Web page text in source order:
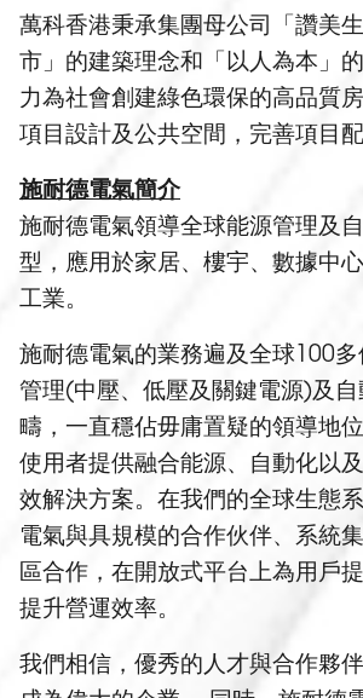
萬科香港秉承集團母公司「讚美
市」的建築理念和「以人為本」
力為社會創建綠色環保的高品質
項目設計及公共空間，完善項目配
施耐德電氣簡介
施耐德電氣領導全球能源管理及
型，應用於家居、樓宇、數據中
工業。
施耐德電氣的業務遍及全球100
管理(中壓、低壓及關鍵電源)及
疇，一直穩佔毋庸置疑的領導地
使用者提供融合能源、自動化以
效解決方案。在我們的全球生態
電氣與具規模的合作伙伴、系統
區合作，在開放式平台上為用戶
提升營運效率。
我們相信，優秀的人才與合作夥